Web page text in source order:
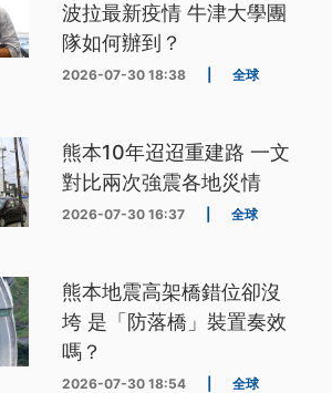
波拉最新疫情 牛津大學團
隊如何辦到？
2026-07-30 18:38 全球
熊本10年迢迢重建路 一文
對比兩次強震各地災情
2026-07-30 16:37 全球
熊本地震高架橋錯位卻沒
垮 是「防落橋」裝置奏效
嗎？
2026-07-30 18:54 全球